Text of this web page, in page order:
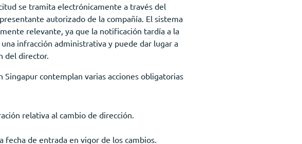
se tramita electrónicamente a través del
autorizado de la compañía. El sistema
relevante, ya que la notificación tardía a la
infracción administrativa y puede dar lugar a
del director.
contemplan varias acciones obligatorias
relativa al cambio de dirección.
de entrada en vigor de los cambios.